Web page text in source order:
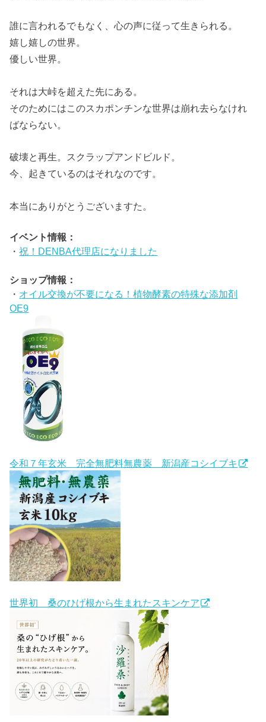
誰に言われるでもなく、心の声に従って生きられる。
嬉し嬉しの世界。
優しい世界。
それは大峠を超えた先にある。
そのためにはこのスカポンチンな世界は崩れ去らなけれ
ばならない。
破壊と再生。スクラップアンドビルド。
今、起きているのはそれなのです。
本当にありがとうございますた。
イベント情報：
・祝！DENBA代理店になりました
ショップ情報：
・ オイル交換が不要になる！植物酵素の特殊な添加剤
OE9
令和７年玄米 完全無肥料無農薬 新潟産コシイブキ
世界初 桑のひげ根から生まれたスキンケア